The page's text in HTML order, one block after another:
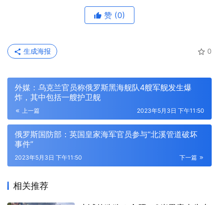
赞 (0)
0
生成海报
外媒：乌克兰官员称俄罗斯黑海舰队4艘军舰发生爆
炸，其中包括一艘护卫舰
上一篇 2023年5月3日 下午11:50
俄罗斯国防部：英国皇家海军官员参与“北溪管道破坏
事件”
下一篇
2023年5月3日 下午11:50
相关推荐